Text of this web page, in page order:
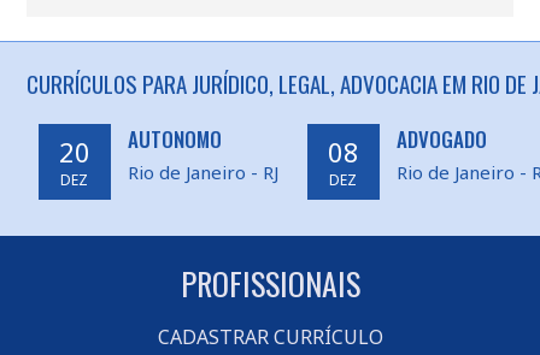
CURRÍCULOS PARA JURÍDICO, LEGAL, ADVOCACIA EM RIO DE
20
DEZ
AUTONOMO
Rio de Janeiro - RJ
08
DEZ
ADVOGADO
Rio de Janeiro -
PROFISSIONAIS
CADASTRAR CURRÍCULO